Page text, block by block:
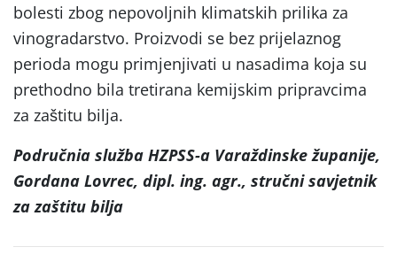
bolesti zbog nepovoljnih klimatskih prilika za
vinogradarstvo. Proizvodi se bez prijelaznog
perioda mogu primjenjivati u nasadima koja su
prethodno bila tretirana kemijskim pripravcima
za zaštitu bilja.
Područnia služba HZPSS-a Varaždinske županije,
Gordana Lovrec, dipl. ing. agr., stručni savjetnik
za zaštitu bilja